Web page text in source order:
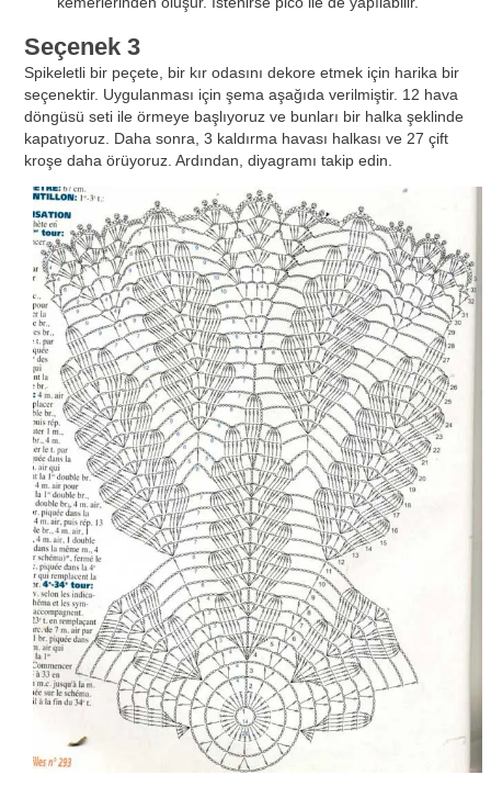
Seçenek 3
Spikeletli bir peçete, bir kır odasını dekore etmek için harika bir
seçenektir. Uygulanması için şema aşağıda verilmiştir. 12 hava
döngüsü seti ile örmeye başlıyoruz ve bunları bir halka şeklinde
kapatıyoruz. Daha sonra, 3 kaldırma havası halkası ve 27 çift
kroşe daha örüyoruz. Ardından, diyagramı takip edin.